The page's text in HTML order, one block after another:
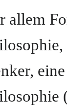
allem